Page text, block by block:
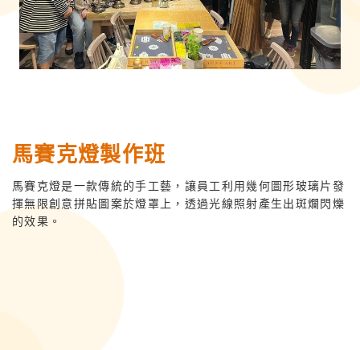
馬賽克燈製作班
馬賽克燈是一款傳統的手工藝，讓員工利用幾何圖形玻璃片發
揮無限創意拼貼圖案於燈罩上，透過光線照射產生出斑爛閃爍
的效果。